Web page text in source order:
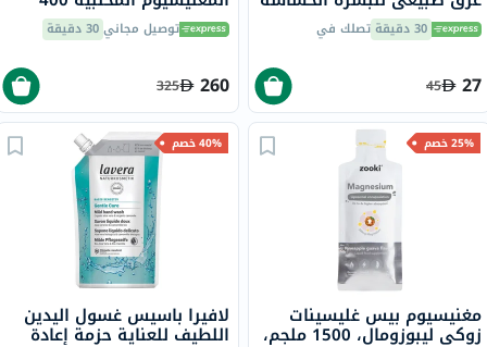
خالي من الألومنيوم 50 مل
30 دقيقة تصلك في
27
45
ملجم لصحة العظام والعضلات،
حزمة من 180توصيل مجاني30 دقيقة
260
325
25% خصم
مغنيسيوم بيس غليسينات
زوكي ليبوزومال، 1500 ملجم،
40% خصم
لافيرا باسيس غسول اليدين
اللطيف للعناية حزمة إعادة